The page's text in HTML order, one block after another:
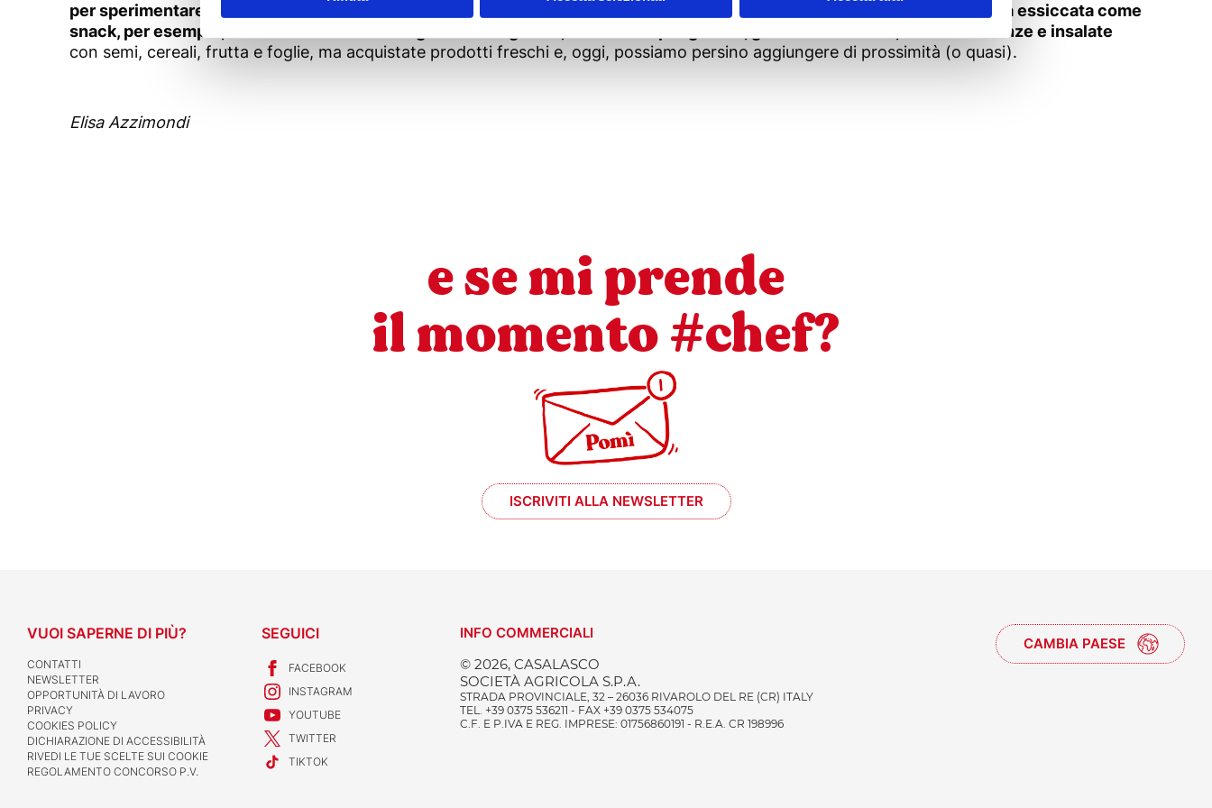
per sperimentare nuovi gusti recuperando, magari, abitudini appannate che possono tornare di moda: il consumo di frutta essiccata come
snack, per esempio, frullati ed estratti come gustosi integratori, nuova linfa per granite, gelati e fermentati, al via misticanze e insalate
con semi, cereali, frutta e foglie, ma acquistate prodotti freschi e, oggi, possiamo persino aggiungere di prossimità (o quasi).
Elisa Azzimondi
e se mi prende
il momento #chef?
ISCRIVITI ALLA NEWSLETTER
INFO COMMERCIALI
© 2026, CASALASCO
SOCIETÀ AGRICOLA S.P.A.
STRADA PROVINCIALE, 32 – 26036 RIVAROLO DEL RE (CR) ITALY
TEL. +39 0375 536211 - FAX +39 0375 534075
C.F. E P.IVA E REG. IMPRESE: 01756860191 - R.E.A. CR 198996
CAMBIA PAESE
VUOI SAPERNE DI PIÙ?
CONTATTI
NEWSLETTER
OPPORTUNITÀ DI LAVORO
PRIVACY
COOKIES POLICY
DICHIARAZIONE DI ACCESSIBILITÀ
RIVEDI LE TUE SCELTE SUI COOKIE
REGOLAMENTO CONCORSO P.V.
SEGUICI
FACEBOOK
INSTAGRAM
YOUTUBE
TWITTER
TIKTOK